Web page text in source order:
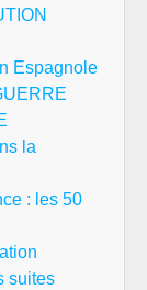
Espagnole
la
: les 50
suites